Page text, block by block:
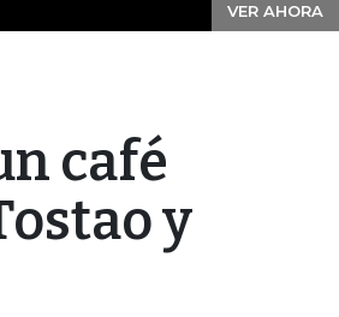
VER AHORA
café
y